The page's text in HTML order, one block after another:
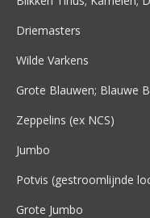
Driemasters
Wilde Varkens
Grote Blauwen; Blauwe
Zeppelins (ex NCS)
Jumbo
Potvis (gestroomlijnde
Grote Jumbo